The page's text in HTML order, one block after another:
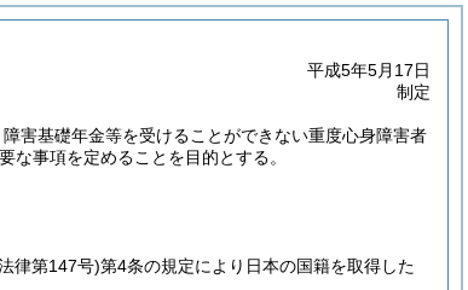
平成5年5月17日
制定
害基礎年金等を受けることができない重度心身障害者
な事項を定めることを目的とする。
律第147号)第4条の規定により日本の国籍を取得した